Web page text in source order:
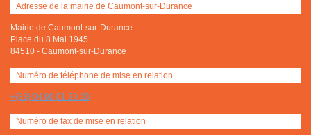
Adresse de la mairie de Caumont-sur-Durance
Mairie de Caumont-sur-Durance
Place du 8 Mai 1945
84510 - Caumont-sur-Durance
Numéro de téléphone de mise en relation
+(33) 04 90 01 20 20
Numéro de fax de mise en relation